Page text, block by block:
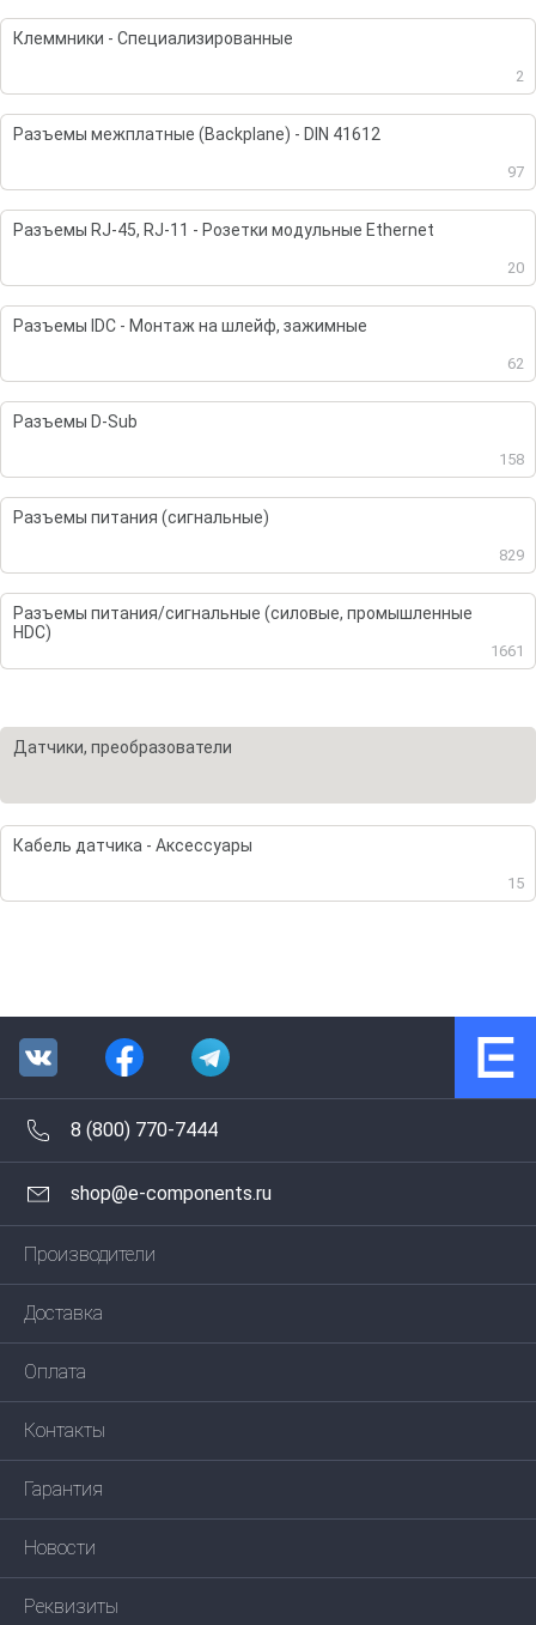
Клеммники - Специализированные
2
Разъемы межплатные (Backplane) - DIN 41612
97
Разъемы RJ-45, RJ-11 - Розетки модульные Ethernet
20
Разъемы IDC - Монтаж на шлейф, зажимные
62
Разъемы D-Sub
158
Разъемы питания (сигнальные)
829
Разъемы питания/сигнальные (силовые, промышленные
HDC)
1661
Датчики, преобразователи
Кабель датчика - Аксессуары
15
8 (800) 770-7444
shop@e-components.ru
Производители
Доставка
Оплата
Контакты
Гарантия
Новости
Реквизиты